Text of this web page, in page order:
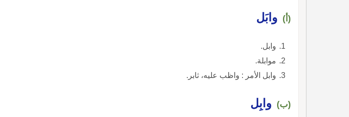
(أ) وابَل
وابل.
موابلة.
وابل الأمر : واظب عليه، ثابر.
(ب) وابِل